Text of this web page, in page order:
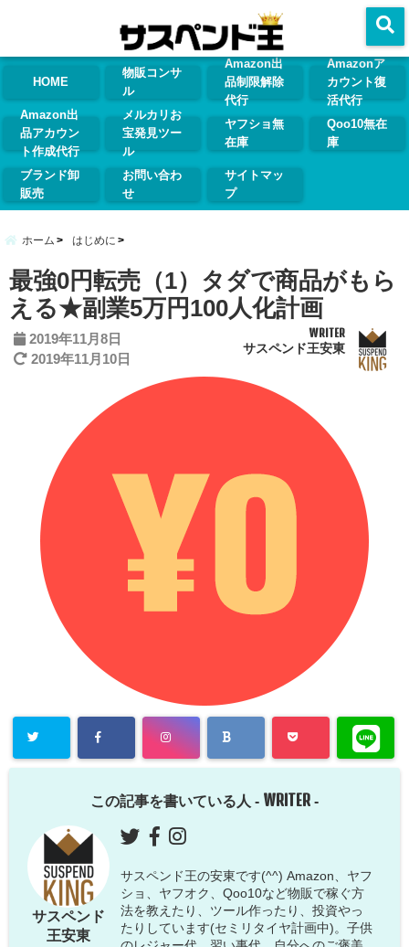
HOME
物販コンサ
ル
Amazon出
品制限解除
代行
Amazonア
カウント復
活代行
Amazon出
品アカウン
ト作成代行
メルカリお
宝発見ツー
ル
ヤフショ無
在庫
Qoo10無在
庫
ブランド卸
販売
お問い合わ
せ
サイトマッ
プ
ホーム はじめに
最強0円転売（1）タダで商品がもら
える★副業5万円100人化計画
2019年11月8日
2019年11月10日
WRITER
サスペンド王安東
この記事を書いている人 - WRITER -
サスペンド
王安東
サスペンド王の安東です(^^) Amazon、ヤフ
ショ、ヤフオク、Qoo10など物販で稼ぐ方
法を教えたり、ツール作ったり、投資やっ
たりしています(セミリタイヤ計画中)。子供